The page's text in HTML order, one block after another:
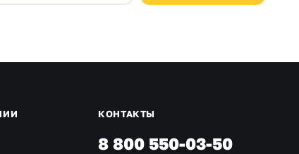
КОНТАКТЫ
8 800 550-03-50